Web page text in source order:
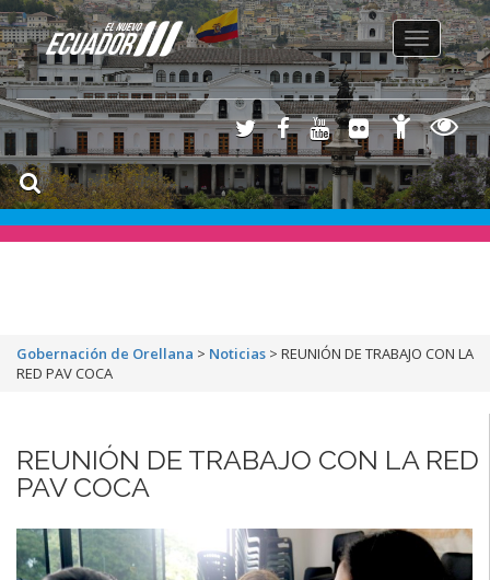
Toggle
navigation
Gobernación de Orellana > Noticias > REUNIÓN DE TRABAJO CON LA
RED PAV COCA
REUNIÓN DE TRABAJO CON LA RED
PAV COCA